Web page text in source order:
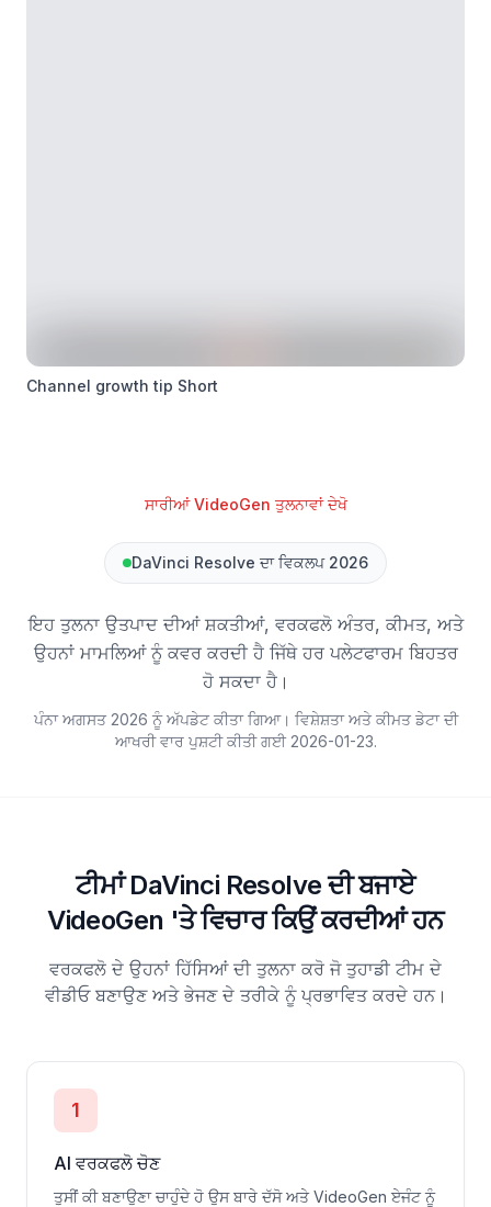
Channel growth tip Short
ਸਾਰੀਆਂ VideoGen ਤੁਲਨਾਵਾਂ ਦੇਖੋ
DaVinci Resolve ਦਾ ਵਿਕਲਪ 2026
ਇਹ ਤੁਲਨਾ ਉਤਪਾਦ ਦੀਆਂ ਸ਼ਕਤੀਆਂ, ਵਰਕਫਲੋ ਅੰਤਰ, ਕੀਮਤ, ਅਤੇ
ਉਹਨਾਂ ਮਾਮਲਿਆਂ ਨੂੰ ਕਵਰ ਕਰਦੀ ਹੈ ਜਿੱਥੇ ਹਰ ਪਲੇਟਫਾਰਮ ਬਿਹਤਰ
ਹੋ ਸਕਦਾ ਹੈ।
ਪੰਨਾ ਅਗਸਤ 2026 ਨੂੰ ਅੱਪਡੇਟ ਕੀਤਾ ਗਿਆ। ਵਿਸ਼ੇਸ਼ਤਾ ਅਤੇ ਕੀਮਤ ਡੇਟਾ ਦੀ
ਆਖਰੀ ਵਾਰ ਪੁਸ਼ਟੀ ਕੀਤੀ ਗਈ 2026-01-23.
ਟੀਮਾਂ DaVinci Resolve ਦੀ ਬਜਾਏ
VideoGen 'ਤੇ ਵਿਚਾਰ ਕਿਉਂ ਕਰਦੀਆਂ ਹਨ
ਵਰਕਫਲੋ ਦੇ ਉਹਨਾਂ ਹਿੱਸਿਆਂ ਦੀ ਤੁਲਨਾ ਕਰੋ ਜੋ ਤੁਹਾਡੀ ਟੀਮ ਦੇ
ਵੀਡੀਓ ਬਣਾਉਣ ਅਤੇ ਭੇਜਣ ਦੇ ਤਰੀਕੇ ਨੂੰ ਪ੍ਰਭਾਵਿਤ ਕਰਦੇ ਹਨ।
1
AI ਵਰਕਫਲੋ ਚੋਣ
ਤੁਸੀਂ ਕੀ ਬਣਾਉਣਾ ਚਾਹੁੰਦੇ ਹੋ ਉਸ ਬਾਰੇ ਦੱਸੋ ਅਤੇ VideoGen ਏਜੰਟ ਨੂੰ